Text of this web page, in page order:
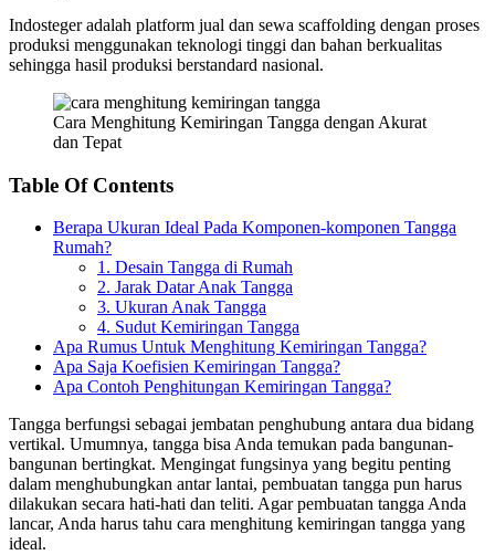
Indosteger adalah platform jual dan sewa scaffolding dengan proses
produksi menggunakan teknologi tinggi dan bahan berkualitas
sehingga hasil produksi berstandard nasional.
Cara Menghitung Kemiringan Tangga dengan Akurat
dan Tepat
Table Of Contents
Berapa Ukuran Ideal Pada Komponen-komponen Tangga
Rumah?
1. Desain Tangga di Rumah
2. Jarak Datar Anak Tangga
3. Ukuran Anak Tangga
4. Sudut Kemiringan Tangga
Apa Rumus Untuk Menghitung Kemiringan Tangga?
Apa Saja Koefisien Kemiringan Tangga?
Apa Contoh Penghitungan Kemiringan Tangga?
Tangga berfungsi sebagai jembatan penghubung antara dua bidang
vertikal. Umumnya, tangga bisa Anda temukan pada bangunan-
bangunan bertingkat. Mengingat fungsinya yang begitu penting
dalam menghubungkan antar lantai, pembuatan tangga pun harus
dilakukan secara hati-hati dan teliti. Agar pembuatan tangga Anda
lancar, Anda harus tahu cara menghitung kemiringan tangga yang
ideal.